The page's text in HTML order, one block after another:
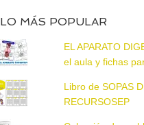
LO MÁS POPULAR
EL APARATO
el aula y fichas
Libro de SOPAS
RECURSOSEP